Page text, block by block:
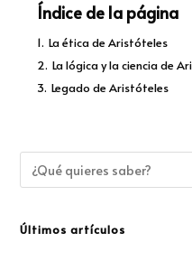
Índice de la página
1. La ética de Aristóteles
2. La lógica y la ciencia de
3. Legado de Aristóteles
Últimos artículos